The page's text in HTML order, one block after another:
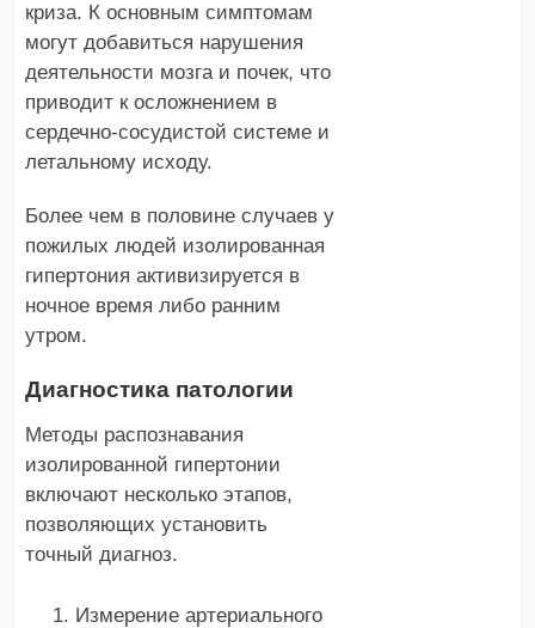
криза. К основным симптомам
могут добавиться нарушения
деятельности мозга и почек, что
приводит к осложнением в
сердечно-сосудистой системе и
летальному исходу.
Более чем в половине случаев у
пожилых людей изолированная
гипертония активизируется в
ночное время либо ранним
утром.
Диагностика патологии
Методы распознавания
изолированной гипертонии
включают несколько этапов,
позволяющих установить
точный диагноз.
Измерение артериального